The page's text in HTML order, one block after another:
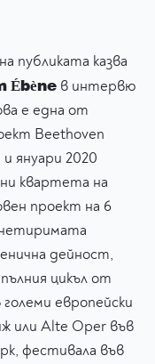
публиката казва
в интервю
е една от
Beethoven
януари 2020
квартета на
проект на 6
дейност,
цикъл от
европейски
или Alte Oper във
фестивала във